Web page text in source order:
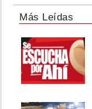
Más Leídas